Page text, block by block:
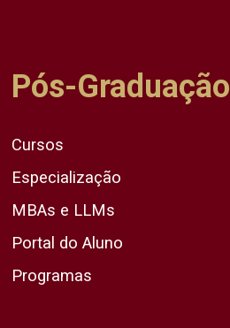
Pós-Graduação
Cursos
Especialização
MBAs e LLMs
Portal do Aluno
Programas